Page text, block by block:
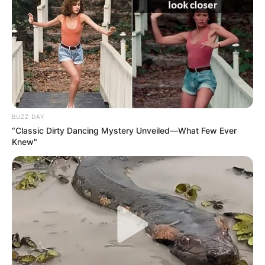
7 QUARTZ DU HOULEY
8 TOIJK
5 PTIT PEDRO
6 TUMBLER
Partagez sur les réseaux! Merci à Vous!
Le pronostic quinté spéculatif du jour en
cinq chevaux
8 TOIJK
9 MIAMI VOICE
1 KILOECHO
11 JUGANDO
2 CLIMATE CHANGE
En cas de non-partant ou pour un champ élargi et par
ordre de préférence:
BUZZ DAY
“Classic Dirty Dancing Mystery Unveiled—What Few Ever
Knew"